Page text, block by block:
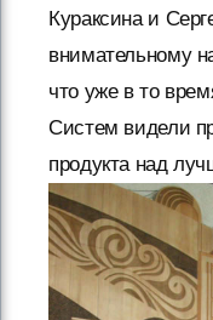
Кураксина и
внимательному
что уже в то
Систем видели
продукта над